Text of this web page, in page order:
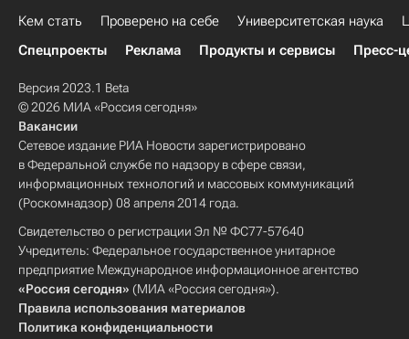
Кем стать Проверено на себе Университетская наука
Спецпроекты
Реклама Продукты и сервисы Пресс-
Версия 2023.1 Beta
© 2026 МИА «Россия сегодня»
Вакансии
Сетевое издание РИА Новости зарегистрировано
в Федеральной службе по надзору в сфере связи,
информационных технологий и массовых коммуникаций
(Роскомнадзор) 08 апреля 2014 года.
Свидетельство о регистрации Эл № ФС77-57640
Учредитель: Федеральное государственное унитарное
предприятие Международное информационное агентство
«Россия сегодня» (МИА «Россия сегодня»).
Правила использования материалов
Политика конфиденциальности